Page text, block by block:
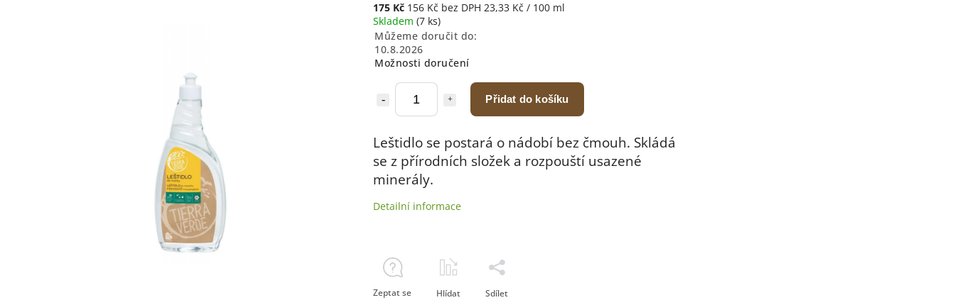
175 Kč 156 Kč bez DPH 23,33 Kč / 100 ml
Skladem (7 ks)
Můžeme doručit do:
10.8.2026
Možnosti doručení
Přidat do košíku
Leštidlo se postará o nádobí bez čmouh. Skládá
se z přírodních složek a rozpouští usazené
minerály.
Detailní informace
Zeptat se Hlídat Sdílet